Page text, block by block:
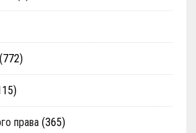
(772)
права(365)